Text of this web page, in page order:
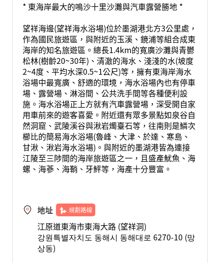
* 東海岸最大的鳴沙十里沙灘與汽車露營勝地 *
望祥海邊(望祥海水浴場)位於墨湖港北方3公里處，
作為國民旅遊區，與附近的玉溪、鏡浦等組合成東
海岸的知名旅遊區。總長1.4km的寬廣沙灘與青鬱
松林(樹齡20~30年)、清澈的海水、淺淺的水(坡度
2~4度、平均水深0.5~1公尺)等，擁有東海岸海水
浴場中最寬廣、舒適的環境，海水浴場內也有停車
場、露營場、淋浴間、公共洗手間等各種便利設
施。海水浴場正上方就有汽車露營場，深受開自家
用車前來的遊客喜愛。附近還有眾多景點如泉谷自
然洞窟、武陵溪谷與湫岩燭臺石等，往南則是鱗次
櫛比的簡易海水浴場(魯峰、大津、於達、寒島、
甘湫、湫岩海水浴場)。與附近的墨湖港皆為連接
江陵至三陟間的海岸旅遊區之一，且盛產魷魚、海
螺、海蔘、海鞘、牙鮃等，海產十分豐富。
地址 規劃路線
江原道東海市東海大路 (望祥洞)
강원특별자치도 동해시 동해대로 6270-10 (망
상동)